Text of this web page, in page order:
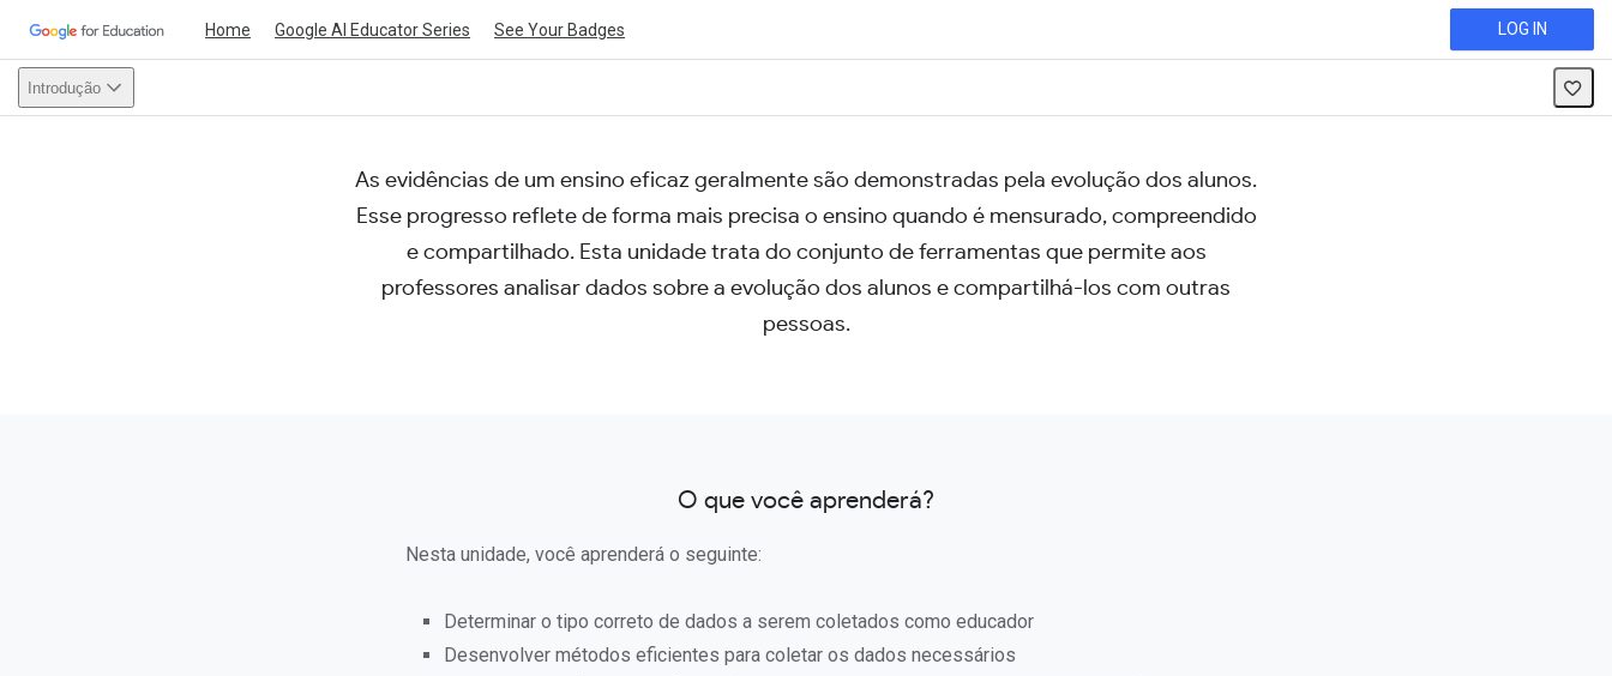
Home Google AI Educator Series See Your Badges LOG IN
Introdução
This activity is also available in English.
As evidências de um ensino eficaz geralmente são demonstradas pela evolução dos alunos.
Esse progresso reflete de forma mais precisa o ensino quando é mensurado, compreendido
e compartilhado. Esta unidade trata do conjunto de ferramentas que permite aos
professores analisar dados sobre a evolução dos alunos e compartilhá-los com outras
pessoas.
O que você aprenderá?
Nesta unidade, você aprenderá o seguinte:
Determinar o tipo correto de dados a serem coletados como educador
Desenvolver métodos eficientes para coletar os dados necessários